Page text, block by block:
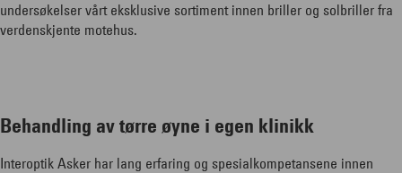
undersøkelser vårt eksklusive sortiment innen briller og solbriller fra
verdenskjente motehus.
Behandling av tørre øyne i egen klinikk
Interoptik Asker har lang erfaring og spesialkompetansene innen